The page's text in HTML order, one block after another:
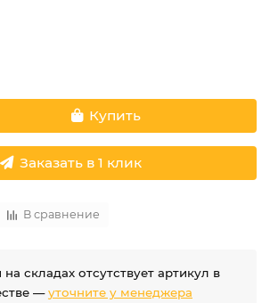
Купить
Заказать в 1 клик
В сравнение
складах отсутствует артикул в
—уточните у менеджера